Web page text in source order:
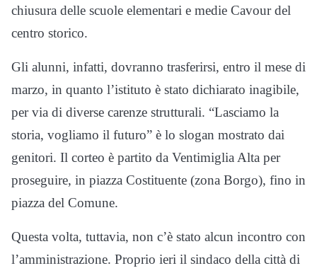
chiusura delle scuole elementari e medie Cavour del
centro storico.
Gli alunni, infatti, dovranno trasferirsi, entro il mese di
marzo, in quanto l’istituto è stato dichiarato inagibile,
per via di diverse carenze strutturali. “Lasciamo la
storia, vogliamo il futuro” è lo slogan mostrato dai
genitori. Il corteo è partito da Ventimiglia Alta per
proseguire, in piazza Costituente (zona Borgo), fino in
piazza del Comune.
Questa volta, tuttavia, non c’è stato alcun incontro con
l’amministrazione. Proprio ieri il sindaco della città di